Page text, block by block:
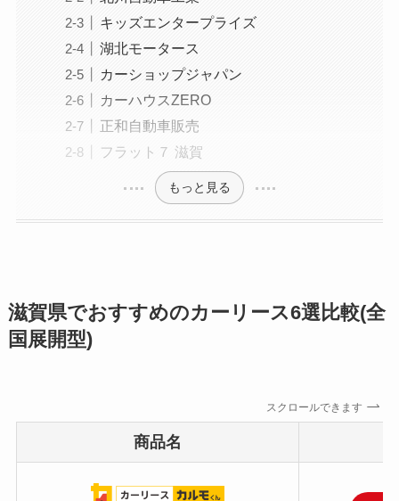
キッズエンタープライズ
湖北モータース
カーショップジャパン
カーハウスZERO
正和自動車販売
フラット７ 滋賀
もっと見る
滋賀県でおすすめのカーリース6選比較(全
国展開型)
スクロールできます
商品名